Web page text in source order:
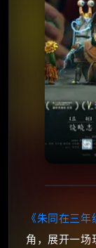
🔄
天天
《朱同在三年
角，展开一场